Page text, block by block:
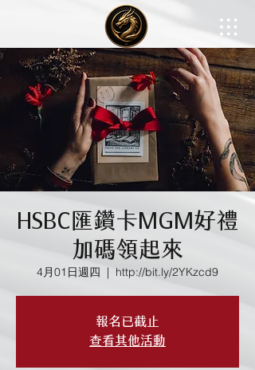
HSBC匯鑽卡MGM好禮
加碼領起來
4月01日週四
  |
http://bit.ly/2YKzcd9
報名已截止
查看其他活動